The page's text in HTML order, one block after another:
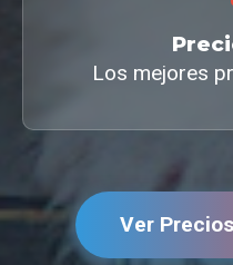
Los mejores
Ver